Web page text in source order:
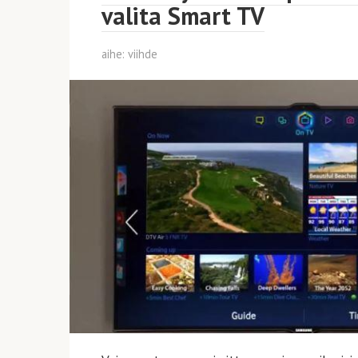
valita Smart TV
aihe: viihde